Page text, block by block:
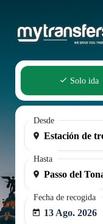
Solo ida
Desde
Hasta
Fecha de recogida
13 Ago. 2026